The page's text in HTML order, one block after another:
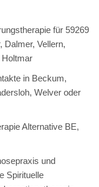
für 59269
Dalmer, Vellern,
in Beckum,
Welver oder
Alternative BE,
und
Spirituelle